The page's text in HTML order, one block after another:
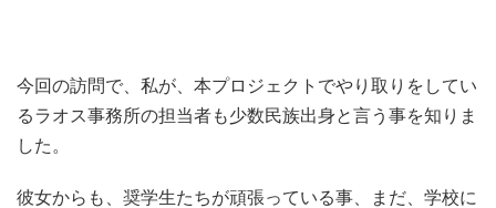
今回の訪問で、私が、本プロジェクトでやり取りをしてい
るラオス事務所の担当者も少数民族出身と言う事を知りま
した。
彼女からも、奨学生たちが頑張っている事、まだ、学校に